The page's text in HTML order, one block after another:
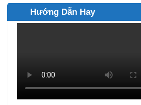
Hướng Dẫn Hay